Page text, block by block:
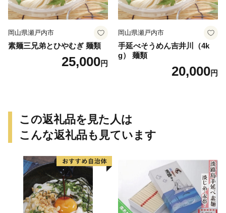
岡山県瀬戸内市
素麺三兄弟とひやむぎ 麺類
25,000円
岡山県瀬戸内市
手延べそうめん吉井川（4k
g） 麺類
20,000円
この返礼品を見た人は
こんな返礼品も見ています